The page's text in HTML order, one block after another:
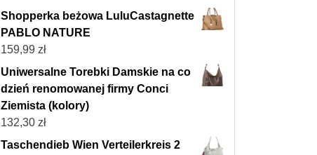
Shopperka beżowa LuluCastagnette
PABLO NATURE
159,99 zł
Uniwersalne Torebki Damskie na co
dzień renomowanej firmy Conci
Ziemista (kolory)
132,30 zł
Taschendieb Wien Verteilerkreis 2